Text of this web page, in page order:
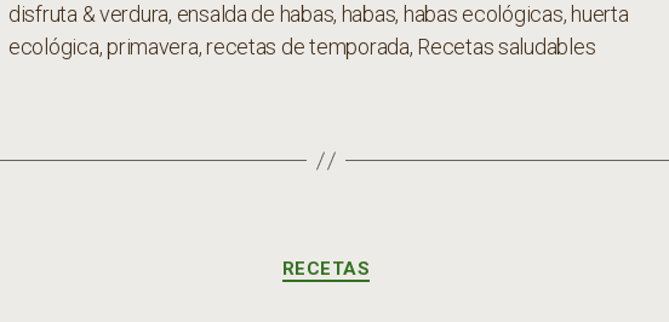
disfruta & verdura, ensalda de habas, habas, habas ecológicas, huerta
ecológica,primavera,recetas de temporada, Recetas saludables
Categorías
RECETAS